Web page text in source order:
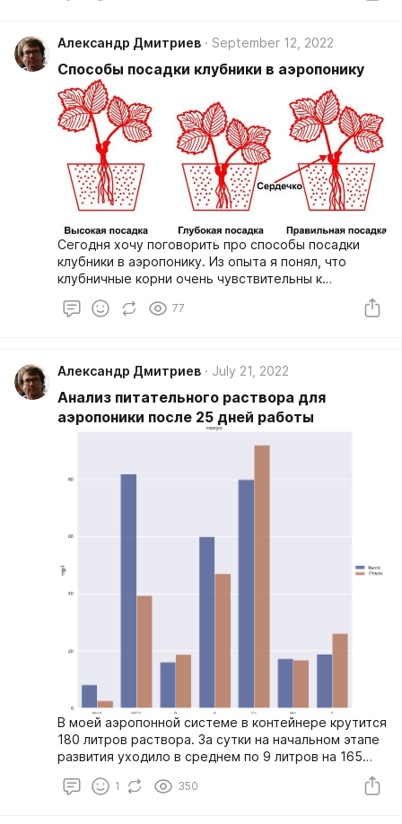
Александр Дмитриев September 12, 2022
Способы посадки клубники в аэропонику
Сегодня хочу поговорить про способы посадки
клубники в аэропонику. Из опыта я понял, что
клубничные корни очень чувствительны к
отклонения могут быть фатальными для растения.
обращают внимание на высоту посадки растения.
77
Александр Дмитриев July 21, 2022
Анализ питательного раствора для
аэропоники после 25 дней работы
В моей аэропонной системе в контейнере крутится
180 литров раствора. За сутки на начальном этапе
развития уходило в среднем по 9 литров на 165
хочется, поэтому я раз несколько дней доливал
1 350